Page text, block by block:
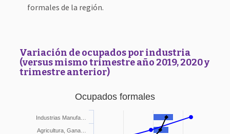
formales de la región.
Variación de ocupados por industria
(versus mismo trimestre año 2019, 2020 y
trimestre anterior)
Ocupados formales
Industrias Manufa…
Agricultura, Gana…